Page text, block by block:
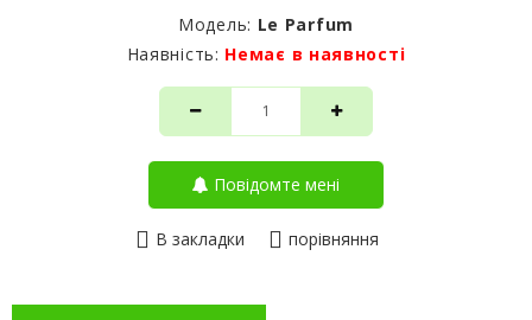
Модель: Le Parfum
Наявність: Немає в наявності
Повідомте мені
В закладки порівняння